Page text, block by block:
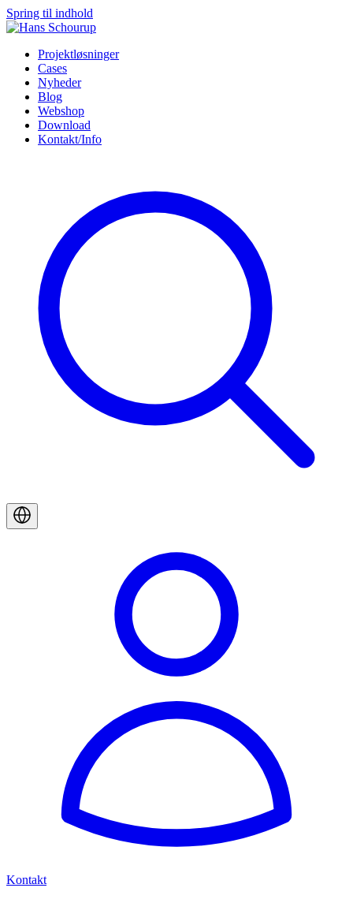
Spring til indhold
Projektløsninger
Cases
Nyheder
Blog
Webshop
Download
Kontakt/Info
Kontakt